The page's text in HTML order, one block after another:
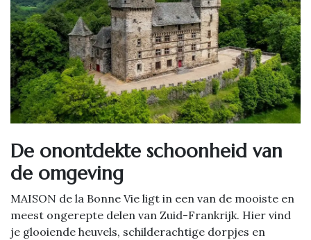
De onontdekte schoonheid van
de omgeving
MAISON de la Bonne Vie ligt in een van de mooiste en
meest ongerepte delen van Zuid-Frankrijk. Hier vind
je glooiende heuvels, schilderachtige dorpjes en